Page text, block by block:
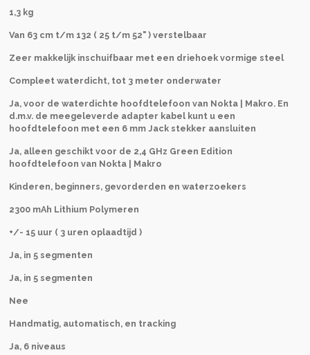
1,3 kg
Van 63 cm t/m 132 ( 25 t/m 52" ) verstelbaar
Zeer makkelijk inschuifbaar met een driehoek vormige steel
Compleet waterdicht, tot 3 meter onderwater
Ja, voor de waterdichte hoofdtelefoon van Nokta | Makro. En
d.m.v. de meegeleverde adapter kabel kunt u een
hoofdtelefoon met een 6 mm Jack stekker aansluiten
Ja, alleen geschikt voor de 2,4 GHz Green Edition
hoofdtelefoon van Nokta | Makro
Kinderen, beginners, gevorderden en waterzoekers
2300 mAh Lithium Polymeren
+/- 15 uur ( 3 uren oplaadtijd )
Ja, in 5 segmenten
Ja, in 5 segmenten
Nee
Handmatig, automatisch, en tracking
Ja, 6 niveaus